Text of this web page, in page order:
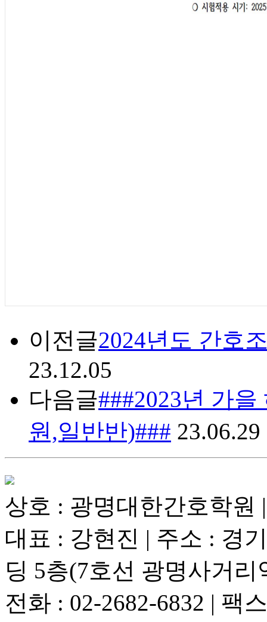
이전글2024년도 간호
23.12.05
다음글###2023년 가
원,일반반)### 23.06.29
상호 : 광명대한간호학원
대표 : 강현진 | 주소 : 경
딩 5층(7호선 광명사거리
전화 : 02-2682-6832 | 팩